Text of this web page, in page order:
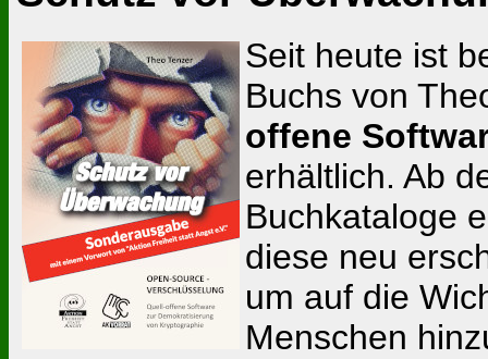
Seit heute ist
Buchs von
offene
erhältlich. Ab
Buchkataloge
diese neu
um auf die
Menschen